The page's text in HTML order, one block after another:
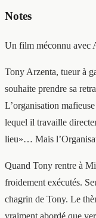
Notes
Un film méconnu avec
Tony Arzenta, tueur à
souhaite prendre sa
L’organisation
lequel il travaille
lieu»… Mais
Quand Tony rentre à
froidement exécutés.
chagrin de Tony. Le
vraiment abordé que